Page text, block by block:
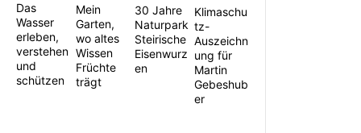
Das
Wasser
erleben,
verstehen
und
schützen
Mein
Garten,
wo altes
Wissen
Früchte
trägt
30 Jahre
Naturpark
Steirische
Eisenwurz
en
Klimaschu
tz-
Auszeichn
ung für
Martin
Gebeshub
er